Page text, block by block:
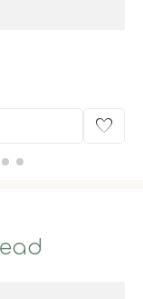
favorite